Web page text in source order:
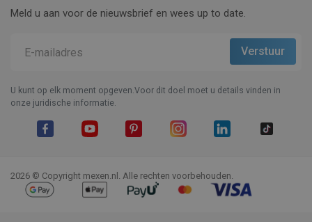
Meld u aan voor de nieuwsbrief en wees up to date.
U kunt op elk moment opgeven.Voor dit doel moet u details vinden in
onze juridische informatie.
2026 © Copyright mexen.nl. Alle rechten voorbehouden.